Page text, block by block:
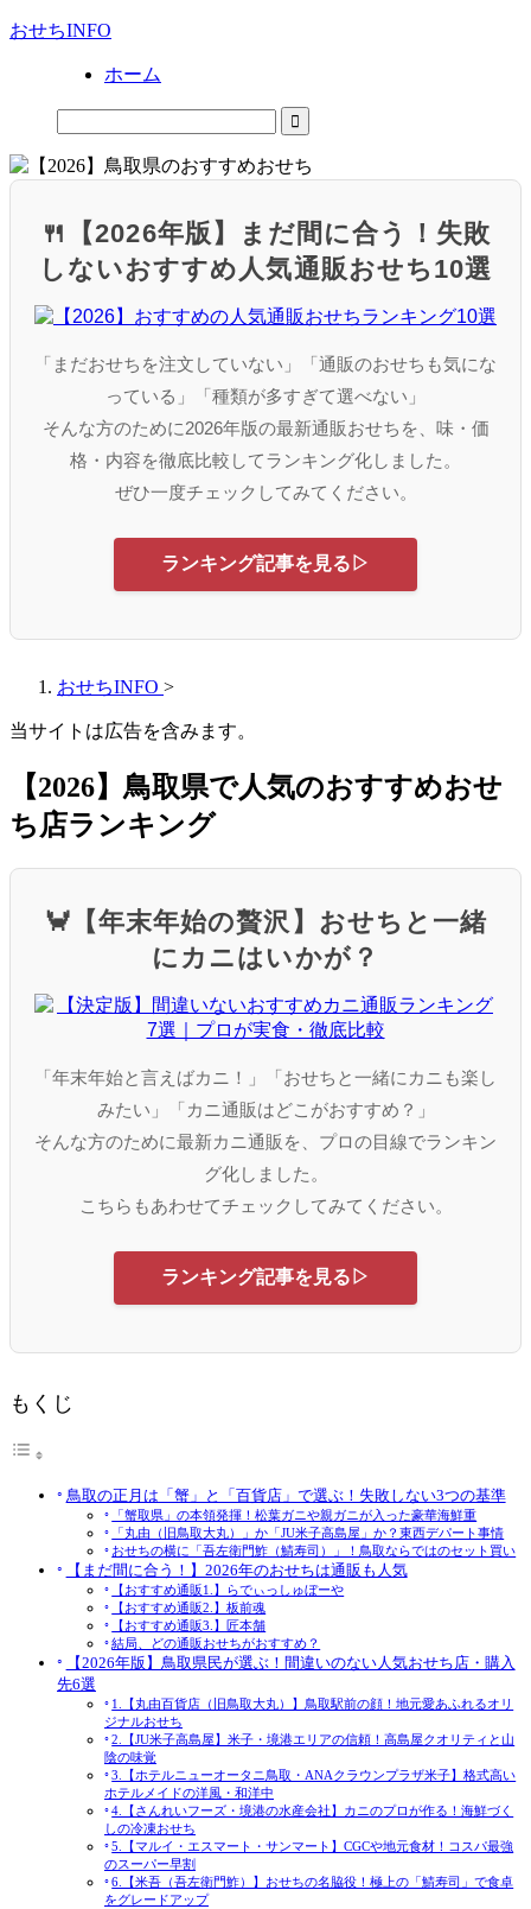
おせちINFO
ホーム
🍴【2026年版】まだ間に合う！失敗
しないおすすめ人気通販おせち10選
「まだおせちを注文していない」「通販のおせちも気にな
っている」「種類が多すぎて選べない」
そんな方のために2026年版の最新通販おせちを、味・価
格・内容を徹底比較してランキング化しました。
ぜひ一度チェックしてみてください。
ランキング記事を見る▷
おせちINFO >
当サイトは広告を含みます。
【2026】鳥取県で人気のおすすめおせ
ち店ランキング
🦀【年末年始の贅沢】おせちと一緒
にカニはいかが？
「年末年始と言えばカニ！」「おせちと一緒にカニも楽し
みたい」「カニ通販はどこがおすすめ？」
そんな方のために最新カニ通販を、プロの目線でランキン
グ化しました。
こちらもあわせてチェックしてみてください。
ランキング記事を見る▷
もくじ
鳥取の正月は「蟹」と「百貨店」で選ぶ！失敗しない3つの基準
「蟹取県」の本領発揮！松葉ガニや親ガニが入った豪華海鮮重
「丸由（旧鳥取大丸）」か「JU米子高島屋」か？東西デパート事情
おせちの横に「吾左衛門鮓（鯖寿司）」！鳥取ならではのセット買い
【まだ間に合う！】2026年のおせちは通販も人気
【おすすめ通販1.】らでぃっしゅぼーや
【おすすめ通販2.】板前魂
【おすすめ通販3.】匠本舗
結局、どの通販おせちがおすすめ？
【2026年版】鳥取県民が選ぶ！間違いのない人気おせち店・購入
先6選
1.【丸由百貨店（旧鳥取大丸）】鳥取駅前の顔！地元愛あふれるオリ
ジナルおせち
2.【JU米子高島屋】米子・境港エリアの信頼！高島屋クオリティと山
陰の味覚
3.【ホテルニューオータニ鳥取・ANAクラウンプラザ米子】格式高い
ホテルメイドの洋風・和洋中
4.【さんれいフーズ・境港の水産会社】カニのプロが作る！海鮮づく
しの冷凍おせち
5.【マルイ・エスマート・サンマート】CGCや地元食材！コスパ最強
のスーパー早割
6.【米吾（吾左衛門鮓）】おせちの名脇役！極上の「鯖寿司」で食卓
をグレードアップ